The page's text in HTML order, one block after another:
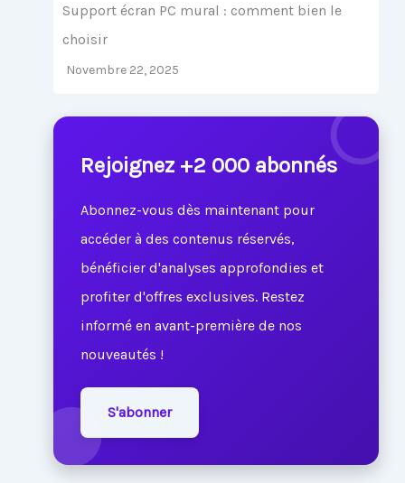
Support écran PC mural : comment bien le
choisir
Novembre 22, 2025
Rejoignez +2 000 abonnés
Abonnez-vous dès maintenant pour
accéder à des contenus réservés,
bénéficier d'analyses approfondies et
profiter d'offres exclusives. Restez
informé en avant-première de nos
nouveautés !
S'abonner